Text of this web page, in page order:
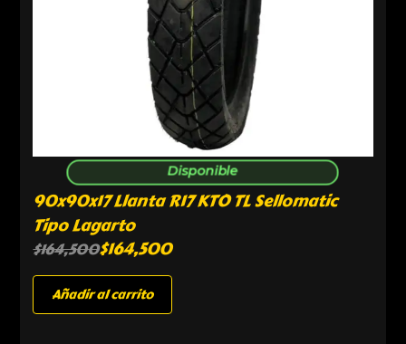
Disponible
90x90x17 Llanta R17 KTO TL Sellomatic
Tipo Lagarto
$164,500$164,500
Añadir al carrito